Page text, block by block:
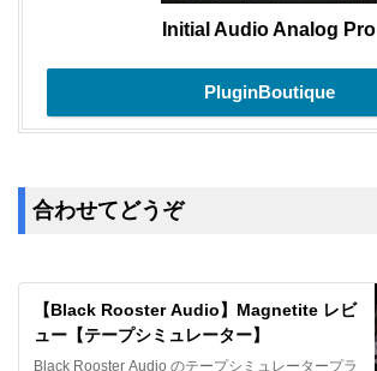
Initial Audio Analog Pro
PluginBoutique
合わせてどうぞ
【Black Rooster Audio】Magnetite レビ
ュー【テープシミュレーター】
Black Rooster Audio のテープシミュレータープラ